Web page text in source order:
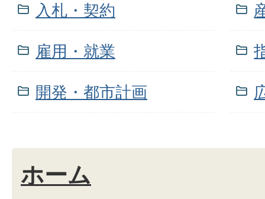
入札・契約
雇用・就業
開発・都市計画
ホーム